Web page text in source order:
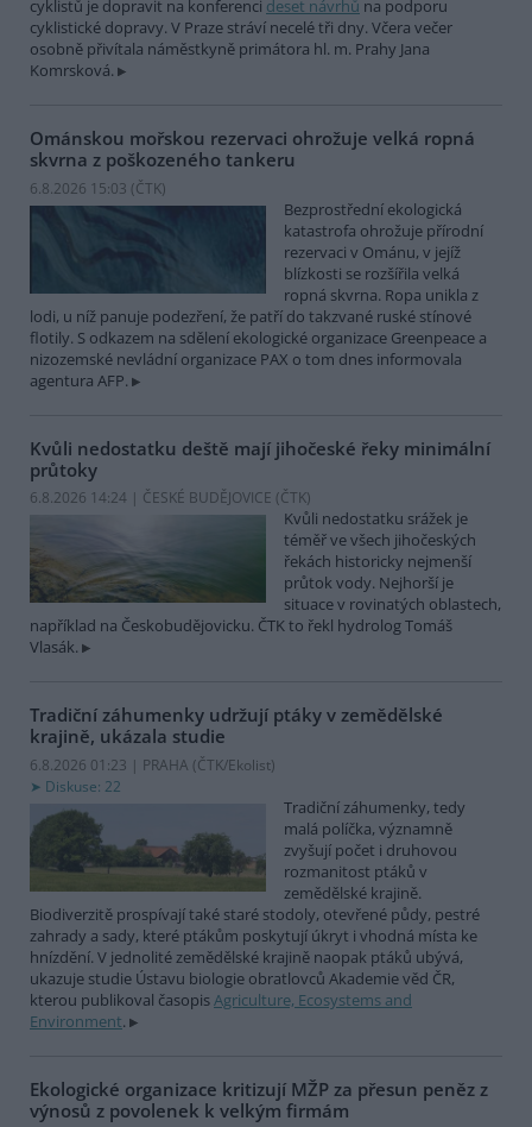
cyklistů je dopravit na konferenci deset návrhů na podporu
cyklistické dopravy. V Praze stráví necelé tři dny. Včera večer
osobně přivítala náměstkyně primátora hl. m. Prahy Jana
Komrsková.
Ománskou mořskou rezervaci ohrožuje velká ropná
skvrna z poškozeného tankeru
6.8.2026 15:03 (ČTK)
Bezprostřední ekologická
katastrofa ohrožuje přírodní
rezervaci v Ománu, v jejíž
blízkosti se rozšířila velká
ropná skvrna. Ropa unikla z
lodi, u níž panuje podezření, že patří do takzvané ruské stínové
flotily. S odkazem na sdělení ekologické organizace Greenpeace a
nizozemské nevládní organizace PAX o tom dnes informovala
agentura AFP.
Kvůli nedostatku deště mají jihočeské řeky minimální
průtoky
6.8.2026 14:24 | ČESKÉ BUDĚJOVICE (ČTK)
Kvůli nedostatku srážek je
téměř ve všech jihočeských
řekách historicky nejmenší
průtok vody. Nejhorší je
situace v rovinatých oblastech,
například na Českobudějovicku. ČTK to řekl hydrolog Tomáš
Vlasák.
Tradiční záhumenky udržují ptáky v zemědělské
krajině, ukázala studie
6.8.2026 01:23 | PRAHA (ČTK/Ekolist)
Diskuse: 22
Tradiční záhumenky, tedy
malá políčka, významně
zvyšují počet i druhovou
rozmanitost ptáků v
zemědělské krajině.
Biodiverzitě prospívají také staré stodoly, otevřené půdy, pestré
zahrady a sady, které ptákům poskytují úkryt i vhodná místa ke
hnízdění. V jednolité zemědělské krajině naopak ptáků ubývá,
ukazuje studie Ústavu biologie obratlovců Akademie věd ČR,
kterou publikoval časopisAgriculture, Ecosystems and
Environment.
Ekologické organizace kritizují MŽP za přesun peněz z
výnosů z povolenek k velkým firmám